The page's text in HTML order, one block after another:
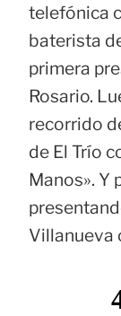
telefónica
baterista
primera
Rosario.
recorrido
de El Trío
Manos». Y
Villanueva